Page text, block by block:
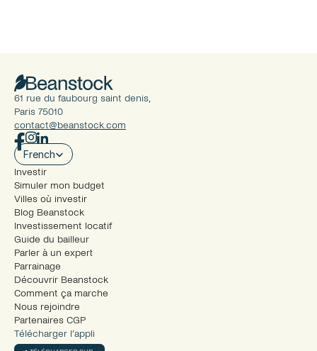
61 rue du faubourg saint denis,
Paris 75010
contact@beanstock.com
Select Language
French
Investir
Simuler mon budget
Villes où investir
Blog Beanstock
Investissement locatif
Guide du bailleur
Parler à un expert
Parrainage
Découvrir Beanstock
Comment ça marche
Nous rejoindre
Partenaires CGP
Télécharger l’appli